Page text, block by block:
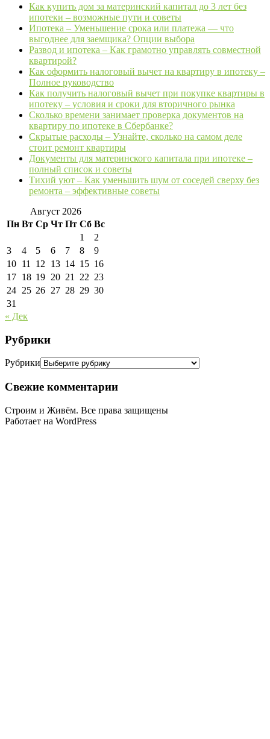
Как купить дом за материнский капитал до 3 лет без
ипотеки – возможные пути и советы
Ипотека – Уменьшение срока или платежа — что
выгоднее для заемщика? Опции выбора
Развод и ипотека – Как грамотно управлять совместной
квартирой?
Как оформить налоговый вычет на квартиру в ипотеку –
Полное руководство
Как получить налоговый вычет при покупке квартиры в
ипотеку – условия и сроки для вторичного рынка
Сколько времени занимает проверка документов на
квартиру по ипотеке в Сбербанке?
Скрытые расходы – Узнайте, сколько на самом деле
стоит ремонт квартиры
Документы для материнского капитала при ипотеке –
полный список и советы
Тихий уют – Как уменьшить шум от соседей сверху без
ремонта – эффективные советы
Август 2026
Пн Вт Ср Чт Пт Сб Вс
1
2
3
4 5 6 7 8
9
10 11 12 13 14 15 16
17 18 19 20 21 22 23
24 25 26 27 28 29 30
31
« Дек
Рубрики
Рубрики
Свежие комментарии
Строим и Живём. Все права защищены
Работает на WordPress